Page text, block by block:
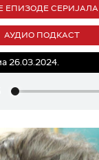
ЕПИЗОДЕ СЕРИЈАЛА
АУДИО ПОДКАСТ
26.03.2024.